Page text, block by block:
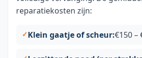
reparatiekosten zijn:
Klein gaatje of scheur:€150 –